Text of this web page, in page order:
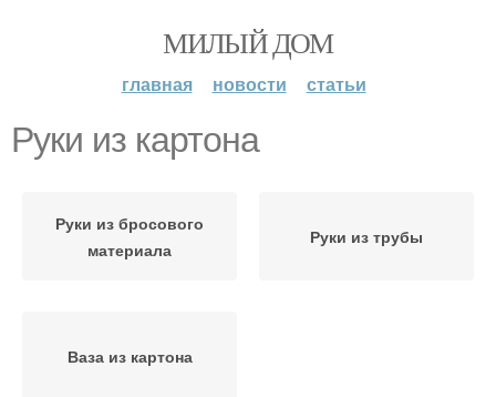
МИЛЫЙ ДОМ
главная новости статьи
Руки из картона
Руки из бросового
материала
Руки из трубы
Ваза из картона